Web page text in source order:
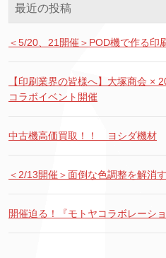
最近の投稿
＜5/20、21開催＞POD機で作る印
【印刷業界の皆様へ】大塚商会 ×
コラボイベント開催
中古機高価買取！！ ヨシダ機材
＜2/13開催＞面倒な色調整を解消
開催迫る！『モトヤコラボレーシ